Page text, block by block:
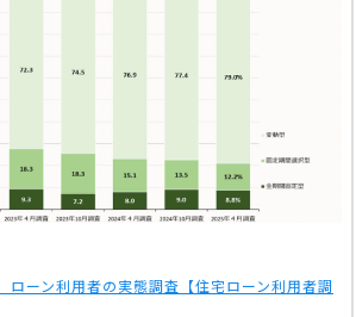
ーン利用者の実態調査【住宅ローン利用者調